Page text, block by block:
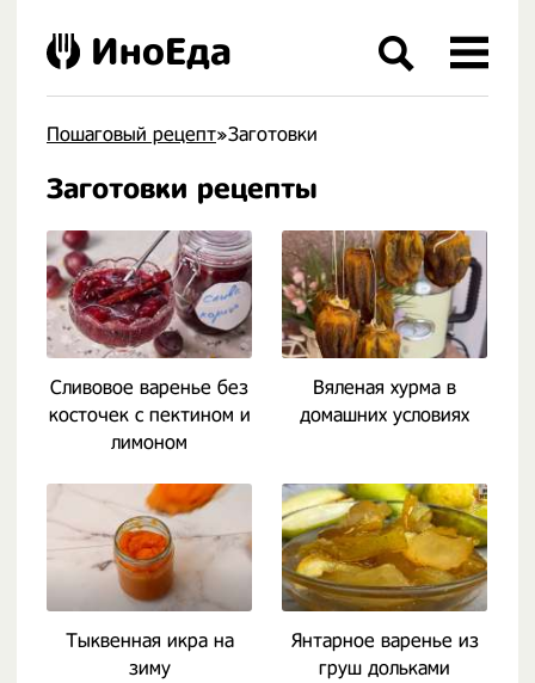
Пошаговый рецепт»Заготовки
Заготовки рецепты
Сливовое варенье без
косточек с пектином и
лимоном
Вяленая хурма в
домашних условиях
Тыквенная икра на
зиму
Янтарное варенье из
груш дольками
ИноЕда